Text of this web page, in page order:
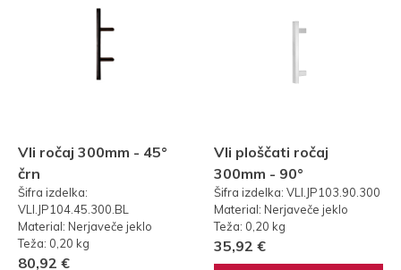
Vli ročaj 300mm - 45°
črn
Šifra izdelka:
VLI.JP104.45.300.BL
Material: Nerjaveče jeklo
Teža: 0,20 kg
80,92 €
Vli ploščati ročaj
300mm - 90°
Šifra izdelka: VLI.JP103.90.300
Material: Nerjaveče jeklo
Teža: 0,20 kg
35,92 €